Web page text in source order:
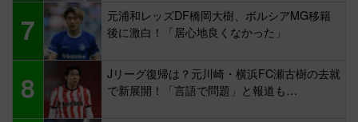
7
元浦和レッズDF橋岡大樹、ボルシアMG移籍
後に激白！「居心地良くなかった」
8
Jリーグ復帰は？元川崎・横浜FC瀬古樹の去就
で新展開！「言語で問題」と報道も…